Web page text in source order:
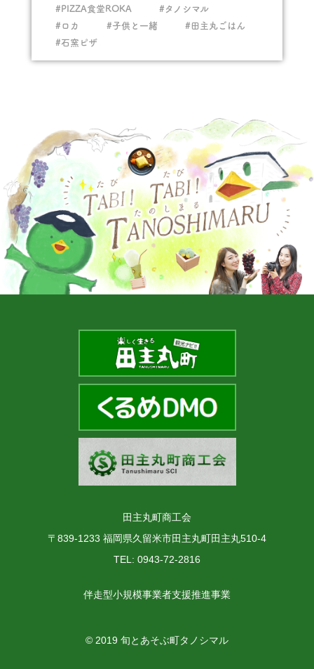
#PIZZA食堂ROKA
#タノシマル
#ロカ
#子供と一緒
#田主丸ごはん
#石窯ピザ
田主丸町商工会
〒839-1233 福岡県久留米市田主丸町田主丸510-4
TEL: 0943-72-2816
伴走型小規模事業者支援推進事業
© 2019 旬とあそぶ町タノシマル